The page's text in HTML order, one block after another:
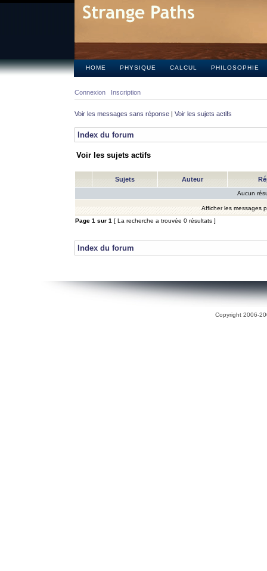
HOME PHYSIQUE CALCUL PHILOSOPHIE
Connexion Inscription
Voir les messages sans réponse | Voir les sujets actifs
Index du forum
Voir les sujets actifs
Sujets Auteur
Aucun
Afficher les messages
Page 1 sur 1 [ La recherche a trouvée 0 résultats ]
Index du forum
Copyright 2006-